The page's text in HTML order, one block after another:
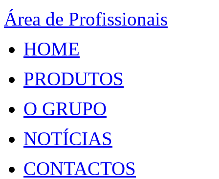
Área de Profissionais
HOME
PRODUTOS
O GRUPO
NOTÍCIAS
CONTACTOS